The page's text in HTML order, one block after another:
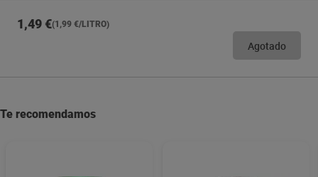
1,49 €(1,99 €/LITRO)
Agotado
Te recomendamos